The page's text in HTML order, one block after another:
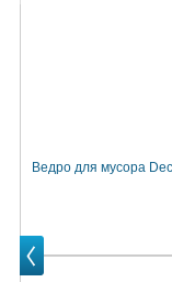
Ведро для мусора